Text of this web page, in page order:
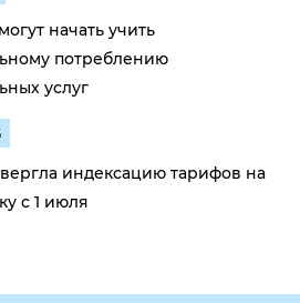
начать учить
потреблению
услуг
индексацию тарифов на
с 1 июля